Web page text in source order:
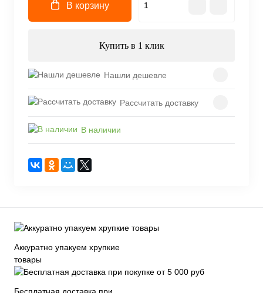
В корзину
Купить в 1 клик
Нашли дешевле
Рассчитать доставку
В наличии
Аккуратно упакуем хрупкие
товары